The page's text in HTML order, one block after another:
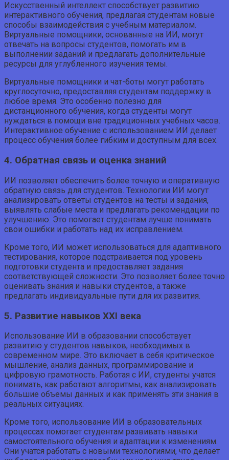
Искусственный интеллект способствует развитию
интерактивного обучения, предлагая студентам новые
способы взаимодействия с учебным материалом.
Виртуальные помощники, основанные на ИИ, могут
отвечать на вопросы студентов, помогать им в
выполнении заданий и предлагать дополнительные
ресурсы для углубленного изучения темы.
Виртуальные помощники и чат-боты могут работать
круглосуточно, предоставляя студентам поддержку в
любое время. Это особенно полезно для
дистанционного обучения, когда студенты могут
нуждаться в помощи вне традиционных учебных часов.
Интерактивное обучение с использованием ИИ делает
процесс обучения более гибким и доступным для всех.
4. Обратная связь и оценка знаний
ИИ позволяет обеспечить более точную и оперативную
обратную связь для студентов. Технологии ИИ могут
анализировать ответы студентов на тесты и задания,
выявлять слабые места и предлагать рекомендации по
улучшению. Это помогает студентам лучше понимать
свои ошибки и работать над их исправлением.
Кроме того, ИИ может использоваться для адаптивного
тестирования, которое подстраивается под уровень
подготовки студента и предоставляет задания
соответствующей сложности. Это позволяет более точно
оценивать знания и навыки студентов, а также
предлагать индивидуальные пути для их развития.
5. Развитие навыков XXI века
Использование ИИ в образовании способствует
развитию у студентов навыков, необходимых в
современном мире. Это включает в себя критическое
мышление, анализ данных, программирование и
цифровую грамотность. Работая с ИИ, студенты учатся
понимать, как работают алгоритмы, как анализировать
большие объемы данных и как применять эти знания в
реальных ситуациях.
Кроме того, использование ИИ в образовательных
процессах помогает студентам развивать навыки
самостоятельного обучения и адаптации к изменениям.
Они учатся работать с новыми технологиями, что делает